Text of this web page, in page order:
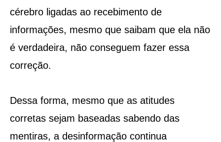
cérebro ligadas ao recebimento de
informações, mesmo que saibam que ela não
é verdadeira, não conseguem fazer essa
correção.
Dessa forma, mesmo que as atitudes
corretas sejam baseadas sabendo das
mentiras, a desinformação continua